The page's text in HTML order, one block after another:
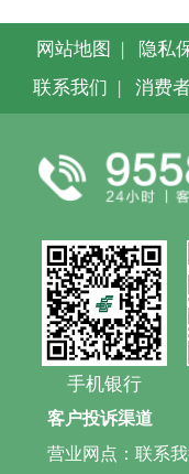
网站地图 隐私
联系我们
消费
手机银行
客户投诉渠道
营业网点：联系